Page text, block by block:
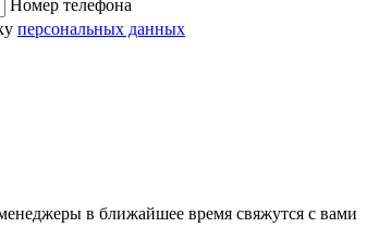
Номер телефона
персональных данных
в ближайшее время свяжутся с вами